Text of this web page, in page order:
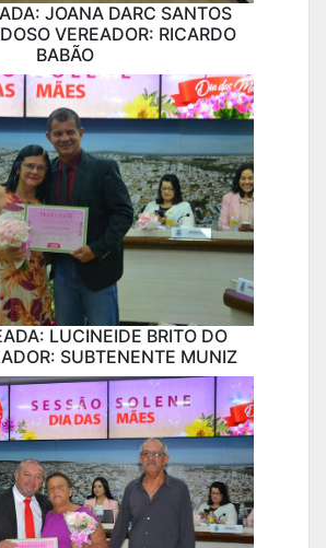
JOANA DARC SANTOS
VEREADOR: RICARDO
BABÃO
LUCINEIDE BRITO DO
SUBTENENTE MUNIZ